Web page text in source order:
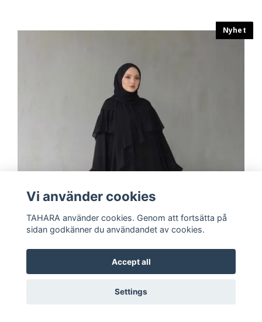
Nyhet
Vi använder cookies
TAHARA använder cookies. Genom att fortsätta på
sidan godkänner du användandet av cookies.
Accept all
Settings